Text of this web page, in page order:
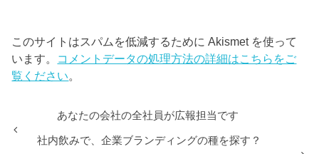
このサイトはスパムを低減するために Akismet を使って
います。 コメントデータの処理方法の詳細はこちらをご
覧ください。
あなたの会社の全社員が広報担当です
社内飲みで、企業ブランディングの種を探す？